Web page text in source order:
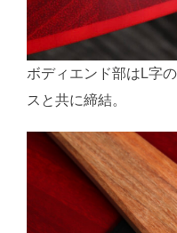
ボディエンド部はL字
スと共に締結。